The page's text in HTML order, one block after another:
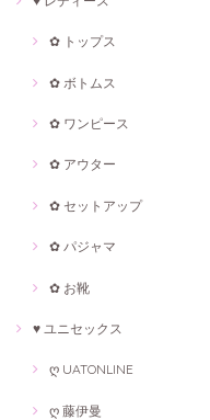
✿ トップス
✿ ボトムス
✿ ワンピース
✿ アウター
✿ セットアップ
✿ パジャマ
✿ お靴
♥ ユニセックス
ღ UATONLINE
ღ 藤伊曼